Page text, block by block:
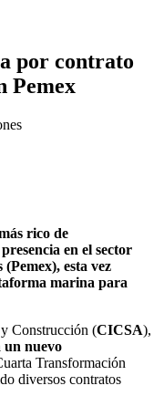
por contrato
Pemex
rico de
en el sector
esta vez
marina para
Construcción (CICSA),
un nuevo
Transformación
diversos contratos